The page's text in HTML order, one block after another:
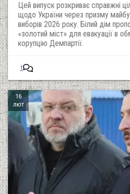
Цей випуск розкриває справжні
щодо України через призму
виборів 2026 року. Білий дім
«золотий міст» для евакуації в
корупцію Демпартії.
1
16
лют